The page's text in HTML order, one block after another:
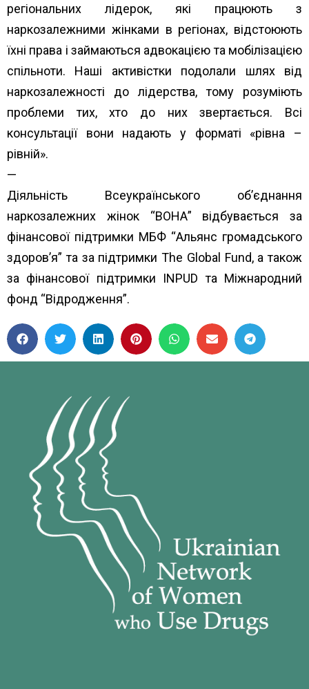
регіональних лідерок, які працюють з
наркозалежними жінками в регіонах, відстоюють
їхні права і займаються адвокацією та мобілізацією
спільноти. Наші активістки подолали шлях від
наркозалежності до лідерства, тому розуміють
проблеми тих, хто до них звертається. Всі
консультації вони надають у форматі «рівна –
рівній».
—
Діяльність Всеукраїнського об’єднання
наркозалежних жінок “ВОНА” відбувається за
фінансової підтримки МБФ “Альянс громадського
здоров’я”та за підтримки The Global Fund, а також
за фінансової підтримки INPUD та Міжнародний
фонд “Відродження”.